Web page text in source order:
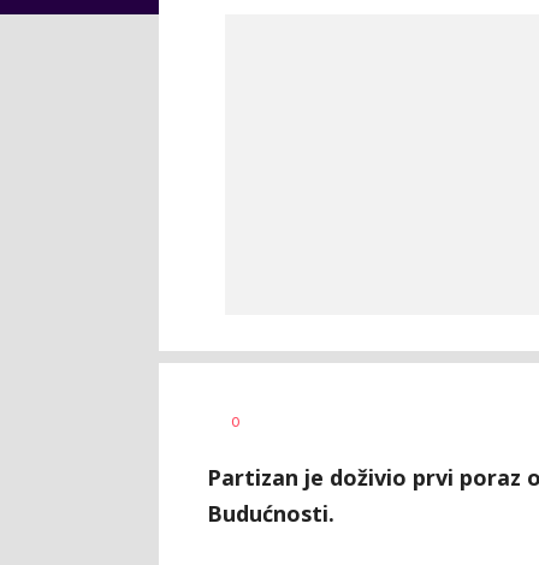
AUTOR
0
Partizan je doživio prvi poraz
Budućnosti.